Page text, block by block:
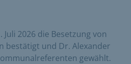
2026 die Besetzung von
bestätigt und Dr. Alexander
gewählt.